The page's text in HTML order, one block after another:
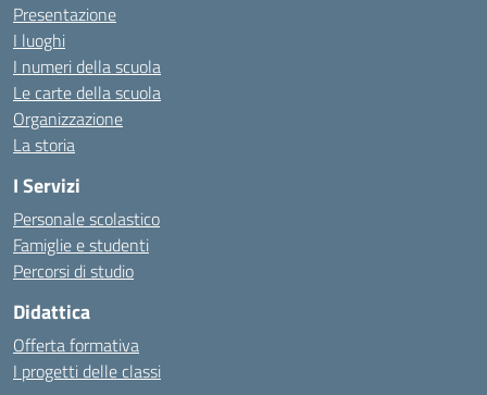
Presentazione
I luoghi
I numeri della scuola
Le carte della scuola
Organizzazione
La storia
I Servizi
Personale scolastico
Famiglie e studenti
Percorsi di studio
Didattica
Offerta formativa
I progetti delle classi